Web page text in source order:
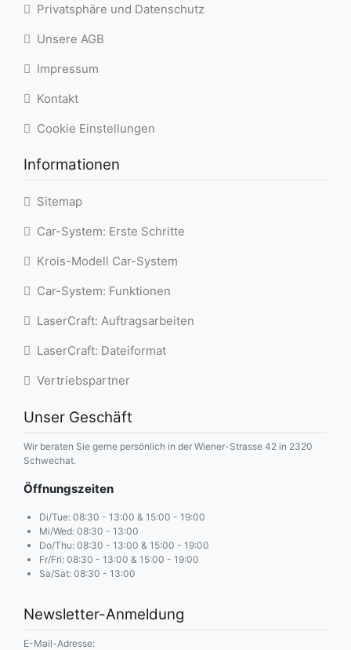
Privatsphäre und Datenschutz
Unsere AGB
Impressum
Kontakt
Cookie Einstellungen
Informationen
Sitemap
Car-System: Erste Schritte
Krois-Modell Car-System
Car-System: Funktionen
LaserCraft: Auftragsarbeiten
LaserCraft: Dateiformat
Vertriebspartner
Unser Geschäft
Wir beraten Sie gerne persönlich in der Wiener-Strasse 42 in 2320
Schwechat.
Öffnungszeiten
Di/Tue: 08:30 - 13:00 & 15:00 - 19:00
Mi/Wed: 08:30 - 13:00
Do/Thu: 08:30 - 13:00 & 15:00 - 19:00
Fr/Fri: 08:30 - 13:00 & 15:00 - 19:00
Sa/Sat: 08:30 - 13:00
Newsletter-Anmeldung
E-Mail-Adresse: